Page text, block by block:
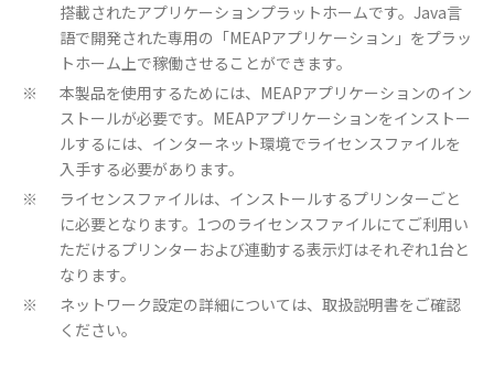
搭載されたアプリケーションプラットホームです。Java言
語で開発された専用の「MEAPアプリケーション」をプラッ
トホーム上で稼働させることができます。
※
本製品を使用するためには、MEAPアプリケーションのイン
ストールが必要です。MEAPアプリケーションをインストー
ルするには、インターネット環境でライセンスファイルを
入手する必要があります。
※
ライセンスファイルは、インストールするプリンターごと
に必要となります。1つのライセンスファイルにてご利用い
ただけるプリンターおよび連動する表示灯はそれぞれ1台と
なります。
※
ネットワーク設定の詳細については、取扱説明書をご確認
ください。